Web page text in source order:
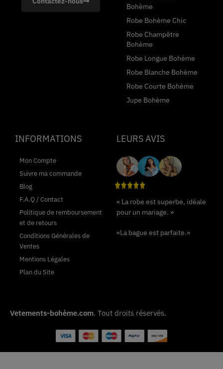
Bohème
Robe Bohème Chic
Robe Champêtre
Bohème
Robe Longue Bohème
Robe Blanche Bohème
Robe Courte Bohème
Jupe Bohème
INFORMATIONS
Mon Compte
Suivre ma commande
Blog
F.A.Q / Contact
Politique de remboursement
et de retours
Conditions Générales de
Ventes
Mentions Légales
Plan du Site
LEURS AVIS
« La robe est superbe, idéale
pour un mariage. »
«La bague est parfaite.»
Vetements-bohème.com. Tout droits réservés.